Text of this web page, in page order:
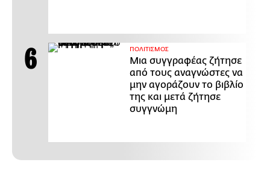
ΠΟΛΙΤΙΣΜΟΣ
Μια συγγραφέας ζήτησε
από τους αναγνώστες να
μην αγοράζουν το βιβλίο
της και μετά ζήτησε
συγγνώμη